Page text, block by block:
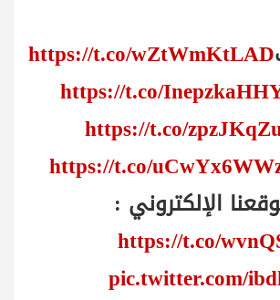
https://t.co/wZtWmKtLAD
https://t.co/
https://t.co/
https://t.co/
الإلكتروني :
https://t.co/
pic.twitter.com/